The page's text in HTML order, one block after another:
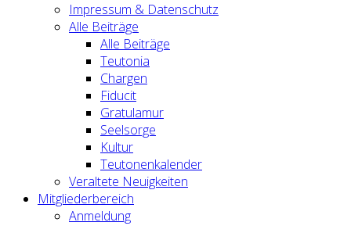
Impressum & Datenschutz
Alle Beiträge
Alle Beiträge
Teutonia
Chargen
Fiducit
Gratulamur
Seelsorge
Kultur
Teutonenkalender
Veraltete Neuigkeiten
Mitgliederbereich
Anmeldung